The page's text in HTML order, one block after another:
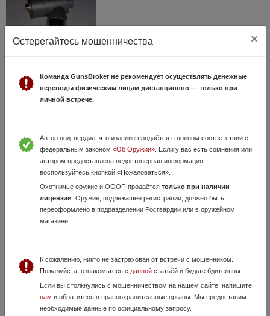
31 Июля, в 19:10
1 000 руб.
Санкт-Петербург, Санкт-Петербург (Санкт-Петербург)
29 Июля, в 16:43
1 500 руб.
Санкт-петербург
Продам магазин для пневматического пистолета Glock. Внешнее
состояние на фото. Без утрат. В полностью рабочем состоянии.
ЦЕНА: 1500 РУБ. БЕЗ ТОРГА. ВОЗМОЖЕН ПЕРЕСЫЛ ПОСЛЕ 100%
Остерегайтесь мошенничества ×
Команда GunsBroker не рекомендует осуществлять денежные
переводы физическим лицам дистанционно — только при
личной встрече.
Автор подтвердил, что изделие продаётся в полном соответствии с
федеральным законом «Об Оружии». Если у вас есть сомнения или
автором предоставлена недостоверная информация —
воспользуйтесь кнопкой «Пожаловаться».
Охотничье оружие и ОООП продаётся только при наличии
лицензии . Оружие, подлежащее регистрации, должно быть
переоформлено в подразделении Росгвардии или в оружейном
магазине.
К сожалению, никто не застрахован от встречи с мошенником.
Пожалуйста, ознакомьтесь с даннойстатьёй и будьте бдительны.
Если вы столкнулись с мошенничеством на нашем сайте, напишите
нам и обратитесь в правоохранительные органы. Мы предоставим
необходимые данные по официальному запросу.